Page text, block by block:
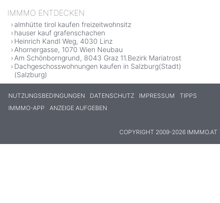
IMMMO ENTDECKEN
almhütte tirol kaufen freizeitwohnsitz
hauser kauf grafenschachen
Heinrich Kandl Weg, 4030 Linz
Ahornergasse, 1070 Wien Neubau
Am Schönborngrund, 8043 Graz 11.Bezirk Mariatrost
Dachgeschosswohnungen kaufen in Salzburg(Stadt)
(Salzburg)
NUTZUNGSBEDINGUNGEN DATENSCHUTZ IMPRESSUM
TIPPS
IMMMO-APP
ANZEIGE AUFGEBEN
COPYRIGHT 2009-2026 IMMMO.AT